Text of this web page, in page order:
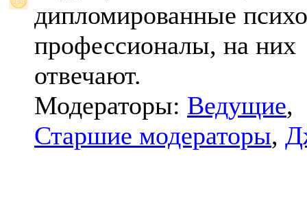
дипломированные
профессионалы, на них
отвечают.
Модераторы: Ведущие,
Старшие модераторы,